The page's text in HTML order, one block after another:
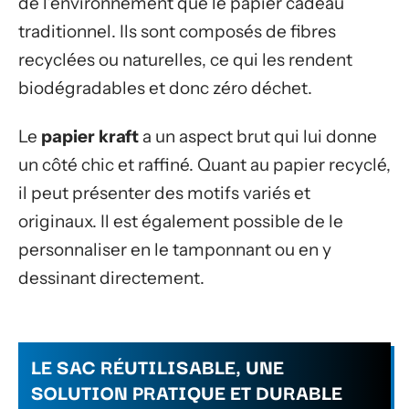
traditionnel. Ils sont composés de fibres
recyclées ou naturelles, ce qui les rendent
biodégradables et donc zéro déchet.
Le papier kraft a un aspect brut qui lui donne
un côté chic et raffiné. Quant au papier recyclé,
il peut présenter des motifs variés et
originaux. Il est également possible de le
personnaliser en le tamponnant ou en y
dessinant directement.
LE SAC RÉUTILISABLE, UNE
SOLUTION PRATIQUE ET DURABLE